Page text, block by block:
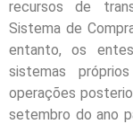
recursos de
Sistema de
entanto, os
sistemas
operações
setembro do ano